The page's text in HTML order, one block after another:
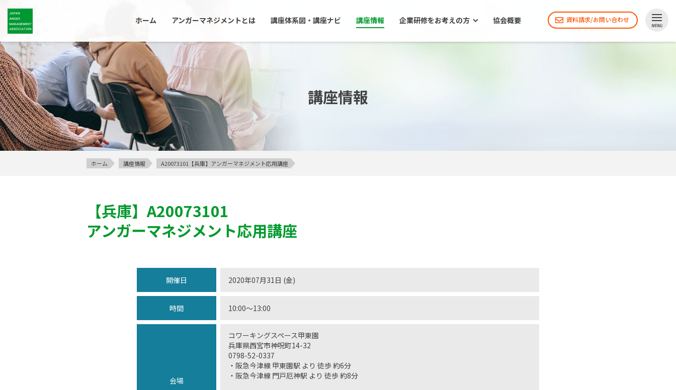
ホーム アンガーマネジメントとは 講座体系図・講座ナビ 講座情報 企業研修をお考えの方 協会概要 資料請求/お問い合わせ
講座情報
ホーム 講座情報 A20073101【兵庫】アンガーマネジメント応用講座
【兵庫】A20073101
アンガーマネジメント応用講座
開催日 2020年07月31日 (金)
時間 10:00〜13:00
会場
コワーキングスペース甲東園
兵庫県西宮市神呪町14-32
0798-52-0337
・阪急今津線 甲東園駅 より 徒歩 約6分
・阪急今津線 門戸厄神駅 より 徒歩 約8分